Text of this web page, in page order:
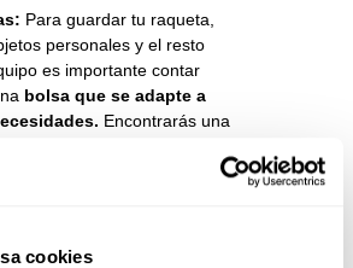
cookies
Para guardar tu raqueta,
personales y el resto
es importante contar
bolsa que se adapte a
Encontrarás una
como la